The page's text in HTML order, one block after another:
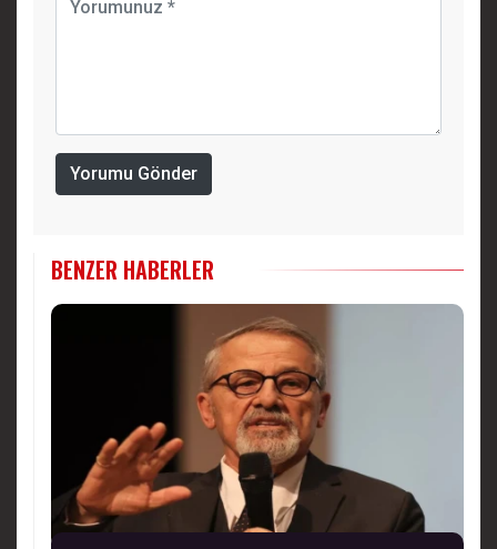
Yorumu Gönder
BENZER HABERLER